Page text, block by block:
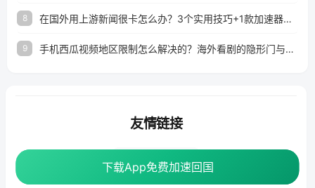
8 在国外用上游新闻很卡怎么办？3个实用技巧+1款加速器解决海外看国内内容难题
9 手机西瓜视频地区限制怎么解决的？海外看剧的隐形门与钥匙
下载App免费加速回国
下载App免费加速回国
友情链接